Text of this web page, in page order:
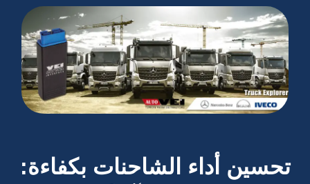
تحسين أداء الشاحنات بكفاءة: